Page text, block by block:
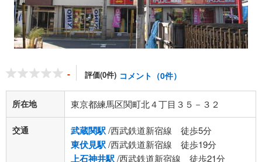
- 評価(0件) コメント（0件）
所在地 東京都練馬区関町北４丁目３５－３２
交通 武蔵関駅/西武鉄道新宿線 徒歩5分
東伏見駅/西武鉄道新宿線 徒歩19分
上石神井駅/西武鉄道新宿線 徒歩21分